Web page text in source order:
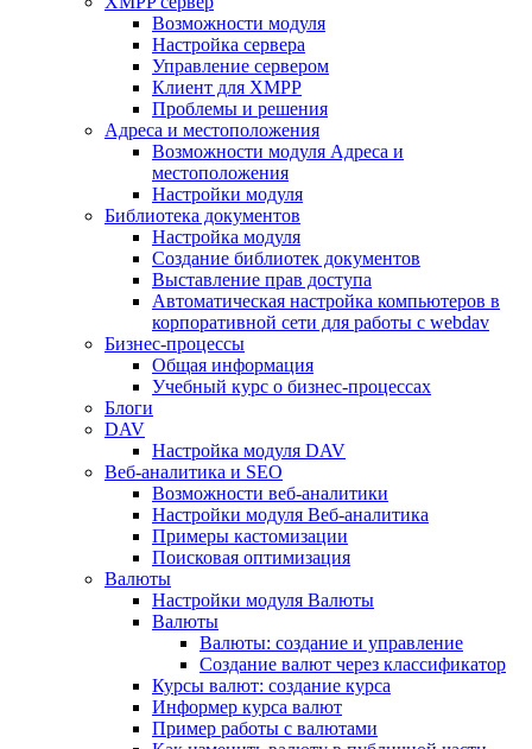
Возможности модуля
Настройка сервера
Управление сервером
Клиент для XMPP
Проблемы и решения
Адреса и местоположения
Возможности модуля Адреса и
местоположения
Настройки модуля
Библиотека документов
Настройка модуля
Создание библиотек документов
Выставление прав доступа
Автоматическая настройка компьютеров в
корпоративной сети для работы с webdav
Бизнес-процессы
Общая информация
Учебный курс о бизнес-процессах
Блоги
DAV
Настройка модуля DAV
Веб-аналитика и SEO
Возможности веб-аналитики
Настройки модуля Веб-аналитика
Примеры кастомизации
Поисковая оптимизация
Валюты
Настройки модуля Валюты
Валюты
Валюты: создание и управление
Создание валют через классификатор
Курсы валют: создание курса
Информер курса валют
Пример работы с валютами